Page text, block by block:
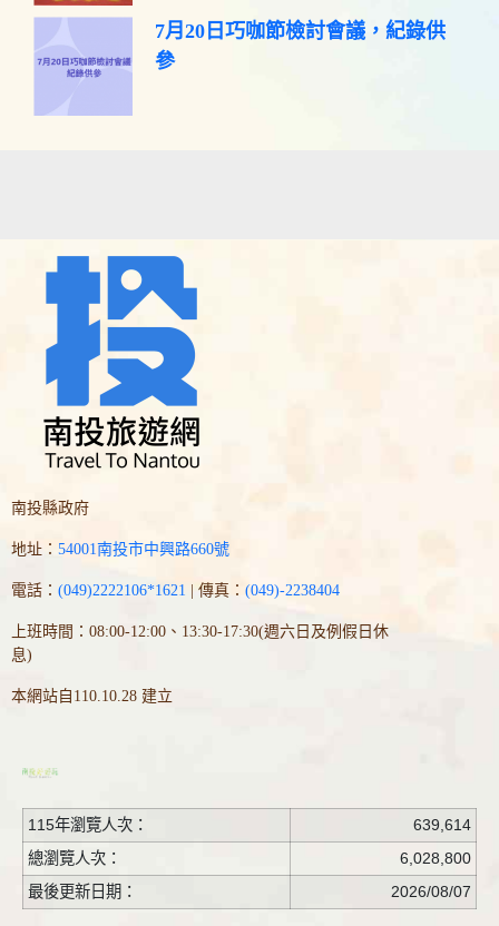
7月20日巧咖節檢討會議，紀錄供
參
南投縣政府
地址： 54001南投市中興路660號
電話： (049)2222106*1621 | 傳真： (049)-2238404
上班時間：08:00-12:00、13:30-17:30(週六日及例假日休
息)
本網站自110.10.28 建立
115年瀏覽人次：
639,614
總瀏覽人次：
6,028,800
最後更新日期：
2026/08/07